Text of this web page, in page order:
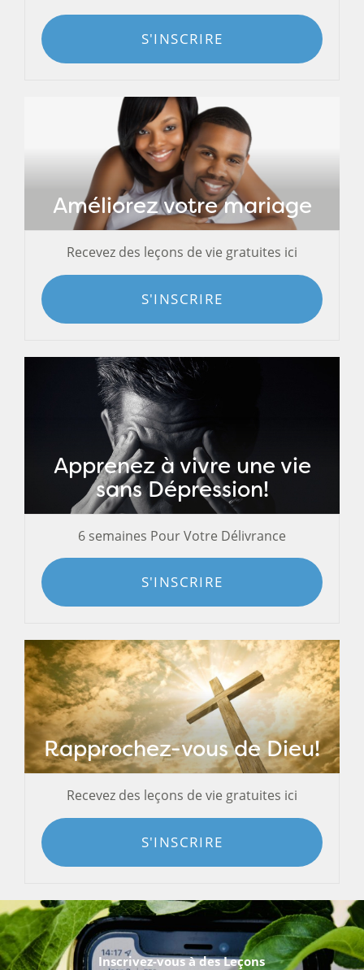
S'INSCRIRE
Améliorez votre mariage
Recevez des leçons de vie gratuites ici
S'INSCRIRE
Apprenez à vivre une vie
sans Dépression!
6 semaines Pour Votre Délivrance
S'INSCRIRE
Rapprochez-vous de Dieu!
Recevez des leçons de vie gratuites ici
S'INSCRIRE
Inscrivez-vous à des Leçons